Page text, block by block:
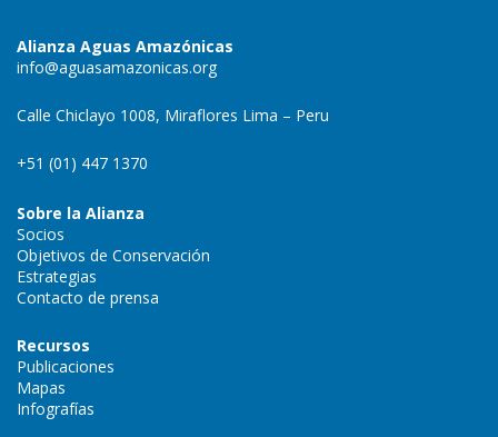
Alianza Aguas Amazónicas
info@aguasamazonicas.org
Calle Chiclayo 1008, Miraflores Lima – Peru
+51 (01) 447 1370
Sobre la Alianza
Socios
Objetivos de Conservación
Estrategias
Contacto de prensa
Recursos
Publicaciones
Mapas
Infografías